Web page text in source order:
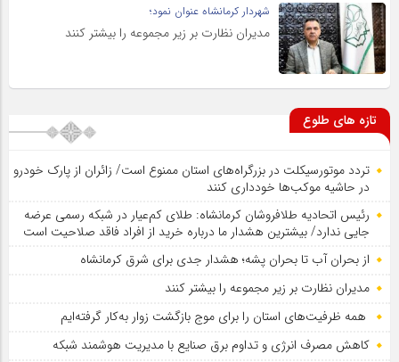
شهردار کرمانشاه عنوان نمود؛
مدیران نظارت بر زیر مجموعه را بیشتر کنند
تازه های طلوع
تردد موتورسیکلت در بزرگراه‌های استان ممنوع است/ زائران از پارک خودرو
در حاشیه موکب‌ها خودداری کنند
رئیس اتحادیه طلافروشان کرمانشاه: طلای کم‌عیار در شبکه رسمی عرضه
جایی ندارد/ بیشترین هشدار ما درباره خرید از افراد فاقد صلاحیت است
از بحران آب تا بحران پشه؛ هشدار جدی برای شرق کرمانشاه
مدیران نظارت بر زیر مجموعه را بیشتر کنند
همه ظرفیت‌های استان را برای موج بازگشت زوار به‌کار گرفته‌ایم
کاهش مصرف انرژی و تداوم برق صنایع با مدیریت هوشمند شبکه